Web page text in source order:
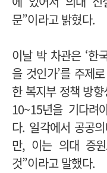
문”이라고 밝혔다.
이날 박 차관은 ‘한
을 것인가’를 주제
한 복지부 정책 방
10~15년을 기다려
다. 일각에서 공공
만, 이는 의대 증
것”이라고 말했다.